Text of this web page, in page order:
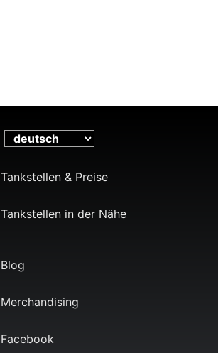
Tankstellen & Preise
Tankstellen in der Nähe
Blog
Merchandising
Facebook